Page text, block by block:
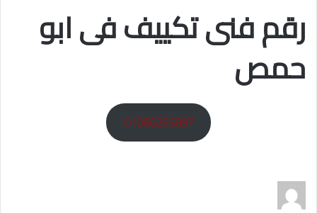
رقم فنى تكييف فى ابو
حمص
01060256897